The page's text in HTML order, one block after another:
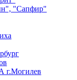
"Сапфир"